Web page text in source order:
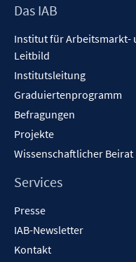
Footer
Das IAB
Institut für Arbeitsmarkt-
Leitbild
Institutsleitung
Graduiertenprogramm
Befragungen
Projekte
Wissenschaftlicher Beirat
Services
Presse
IAB-Newsletter
Kontakt